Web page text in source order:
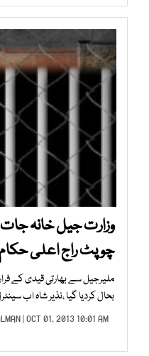
وزارت جیل خانہ
چوپٹ راج اعلی
بحال کردیا گیا ،نذیر شاہ اب
| OCT 01, 2013 10:01 AM |